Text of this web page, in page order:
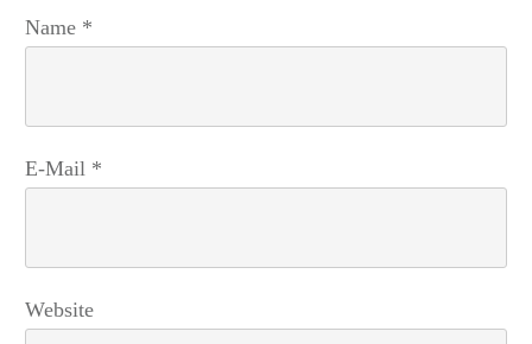
Name *
E-Mail *
Website